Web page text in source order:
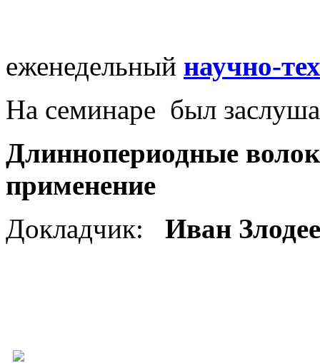
еженедельный научно-
На семинаре был
Длиннопериодные
применение
Докладчик:
Иван